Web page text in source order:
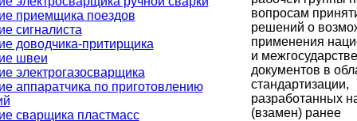
приемщика поездов
сигналиста
доводчика-притирщика
швеи
электрогазосварщика
аппаратчика по приготовлению
сварщика пластмасс
вопросам
решений о
применения
и
документов в
стандартизации,
разработанных
(взамен) ранее